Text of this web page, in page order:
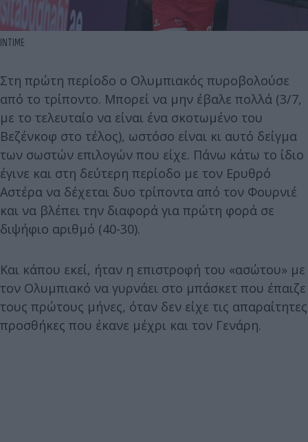
ΙΝΤΙΜΕ
Στη πρώτη περίοδο ο Ολυμπιακός πυροβολούσε
από το τρίποντο. Μπορεί να μην έβαλε πολλά (3/7,
με το τελευταίο να είναι ένα σκοτωμένο του
Βεζένκοφ στο τέλος), ωστόσο είναι κι αυτό δείγμα
των σωστών επιλογών που είχε. Πάνω κάτω το ίδιο
έγινε και στη δεύτερη περίοδο με τον Ερυθρό
Αστέρα να δέχεται δυο τρίποντα από τον Φουρνιέ
και να βλέπει την διαφορά για πρώτη φορά σε
διψήφιο αριθμό (40-30).
Και κάπου εκεί, ήταν η επιστροφή του «ασώτου» με
τον Ολυμπιακό να γυρνάει στο μπάσκετ που έπαιζε
τους πρώτους μήνες, όταν δεν είχε τις απαραίτητες
προσθήκες που έκανε μέχρι και τον Γενάρη.